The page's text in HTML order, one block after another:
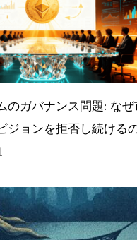
のガバナンス問題: なぜ
ジョンを拒否し続ける